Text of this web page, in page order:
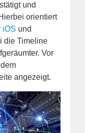
und
orientiert
iOS und
die Timeline
Vor
angezeigt.